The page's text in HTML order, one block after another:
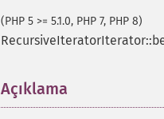
(PHP 5 >= 5.1.0, PHP 7, PHP 8)
Açıklama